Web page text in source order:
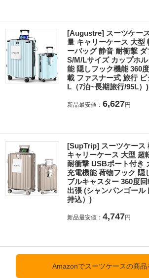
[Augustre] スーツケー
量 キャリーケース 大型
ーバッグ 静音 耐衝撃
S/M/Lサイズ カップホ
能 隠しフック機能 360
載 ファスナー式 旅行
L（7泊~長期旅行/95L）)
新品最安値： 6,627円
[SupTrip] スーツケース
キャリーケース 大型 超
耐衝撃 USBポート付き
充電機能 荷物フック 隠
ブルキャスター 360度
出張 (シャンパンゴール
持込）)
新品最安値： 4,747円
Amazonでスーツケースの商品